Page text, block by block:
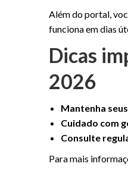
Além do portal,
funciona em dias
Dicas
2026
Mantenha
Cuidado com
Consulte
Para mais